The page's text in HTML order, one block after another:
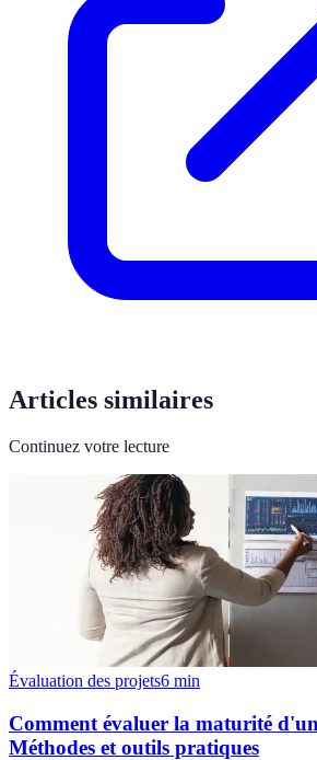
Articles similaires
Continuez votre lecture
Évaluation des projets6 min
Comment évaluer la maturité
Méthodes et outils pratiques